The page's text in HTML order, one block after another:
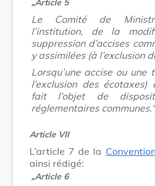
Le Comité de
l’institution, de la
suppression d’accises
y assimilées (à l’exclusion
Lorsqu’une accise ou une
l’exclusion des écotaxes)
fait l’objet de
réglementaires communes.“
Article VII
L’article 7 de la
ainsi rédigé:
„Article 6